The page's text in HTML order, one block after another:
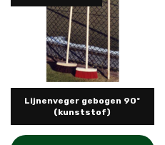
Lijnenveger gebogen 90º
(kunststof)